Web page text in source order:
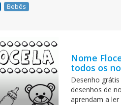
Bebês
Nome
todos os
Desenho
desenhos de
aprendam a ler